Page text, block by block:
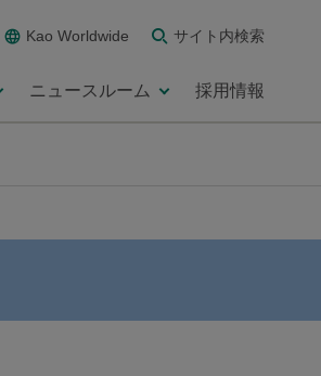
Kao Worldwide サイト内検索
ニュースルーム 採用情報